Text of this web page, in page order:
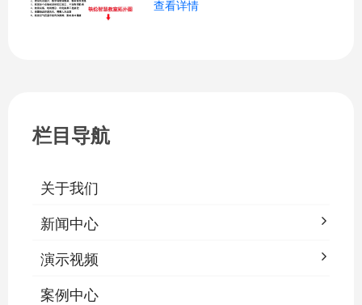
关、按需调光、定时策略、能耗监测、故
查看详情
栏目导航
关于我们
新闻中心
演示视频
案例中心